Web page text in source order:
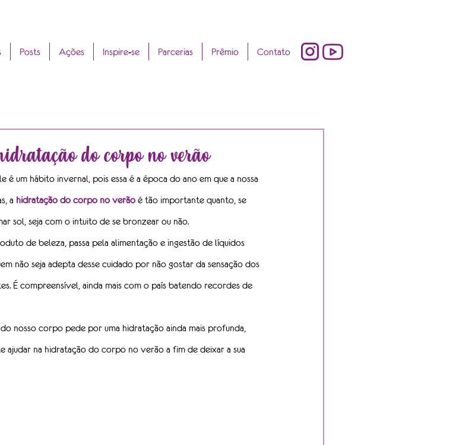
Posts Ações Inspire-se Parcerias Prêmio Contato
do corpo no verão
é um hábito invernal, pois essa é a época do ano em que a nossa
a hidratação do corpo no verão é tão importante quanto, se
sol, seja com o intuito de se bronzear ou não.
de beleza, passa pela alimentação e ingestão de líquidos
não seja adepta desse cuidado por não gostar da sensação dos
É compreensível, ainda mais com o país batendo recordes de
nosso corpo pede por uma hidratação ainda mais profunda,
ajudar na hidratação do corpo no verão a fim de deixar a sua